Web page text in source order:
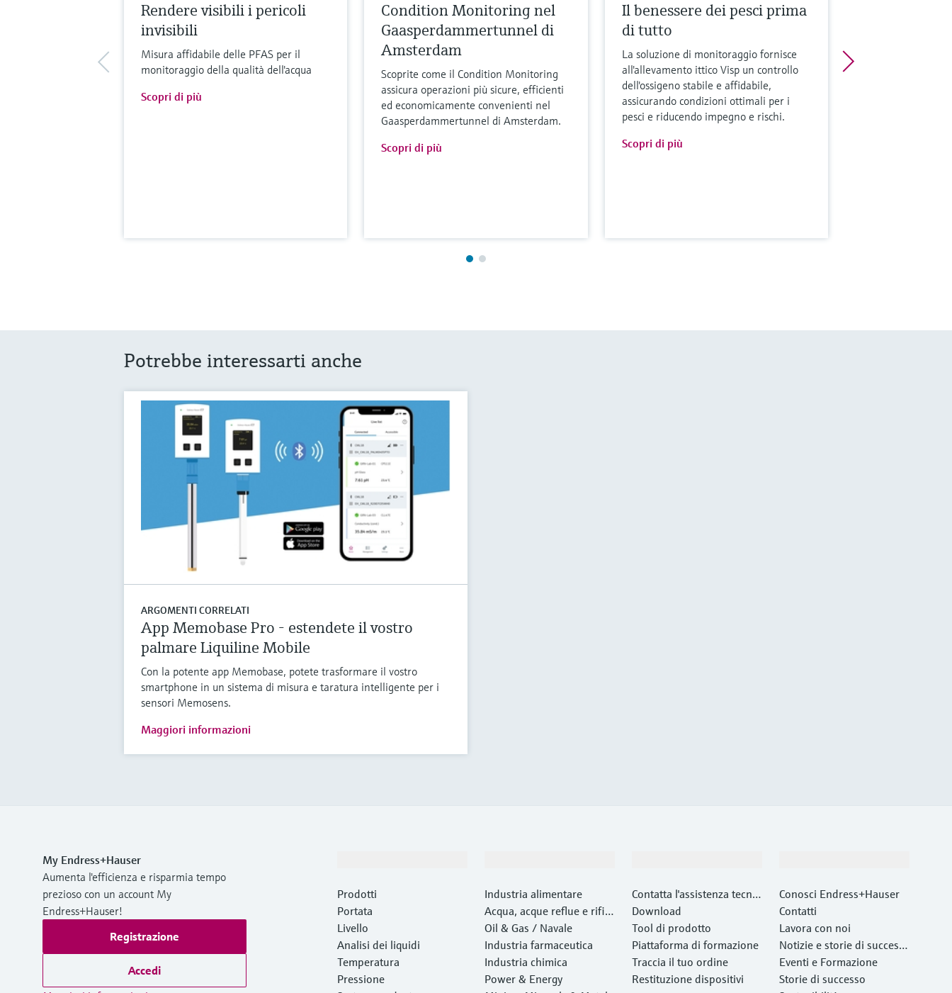
Rendere visibili i pericoli
invisibili
Misura affidabile delle PFAS per il
monitoraggio della qualità dell'acqua
Scopri di più
Condition Monitoring nel
Gaasperdammertunnel di
Amsterdam
Scoprite come il Condition Monitoring
assicura operazioni più sicure, efficienti
ed economicamente convenienti nel
Gaasperdammertunnel di Amsterdam.
Scopri di più
Il benessere dei pesci prima
di tutto
La soluzione di monitoraggio fornisce
all'allevamento ittico Visp un controllo
dell'ossigeno stabile e affidabile,
assicurando condizioni ottimali per i
pesci e riducendo impegno e rischi.
Scopri di più
Potrebbe interessarti anche
ARGOMENTI CORRELATI
App Memobase Pro - estendete il vostro
palmare Liquiline Mobile
Con la potente app Memobase, potete trasformare il vostro
smartphone in un sistema di misura e taratura intelligente per i
sensori Memosens.
Maggiori informazioni
My Endress+Hauser
Aumenta l'efficienza e risparmia tempo
prezioso con un account My
Endress+Hauser!
Registrazione
Accedi
Prodotti
Portata
Livello
Analisi dei liquidi
Temperatura
Pressione
Industria alimentare
Acqua, acque reflue e rifiut
iOil & Gas / Navale
Industria farmaceutica
Industria chimica
Power & Energy
Contatta l'assistenza tecnic
a
Download
Tool di prodotto
Piattaforma di formazione
Traccia il tuo ordine
Restituzione dispositivi
Conosci Endress+Hauser
Contatti
Lavora con noi
Notizie e storie di success
o
Eventi e Formazione
Storie di successo